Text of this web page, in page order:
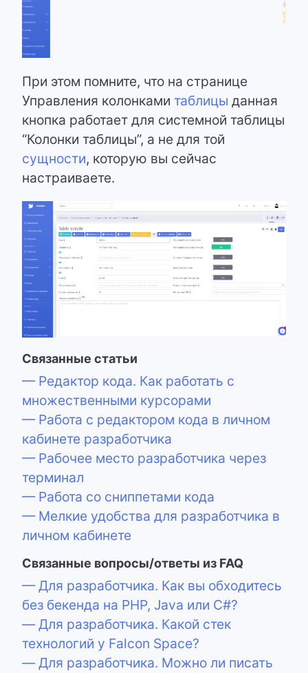
При этом помните, что на странице
Управления колонками таблицы данная
кнопка работает для системной таблицы
“Колонки таблицы”, а не для той
сущности, которую вы сейчас
настраиваете.
Связанные статьи
— Редактор кода. Как работать с
множественными курсорами
— Работа с редактором кода в личном
кабинете разработчика
— Рабочее место разработчика через
терминал
— Работа со сниппетами кода
— Мелкие удобства для разработчика в
личном кабинете
Связанные вопросы/ответы из FAQ
— Для разработчика. Как вы обходитесь
без бекенда на PHP, Java или C#?
— Для разработчика. Какой стек
технологий у Falcon Space?
— Для разработчика. Можно ли писать